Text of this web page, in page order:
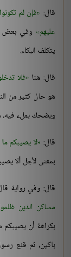
قال: فإن لم
عليهم وفي بعض
يتكلف البكاء.
قال: هنا فلا
هو حال كثير من
ويضحك بملء فيه،
قال: لا يصيبكم
بمعنى لأجل ألا
قال: وفي رواية
مساكن الذين
بكراهة أن يصيبكم
باكين، ثم قنع